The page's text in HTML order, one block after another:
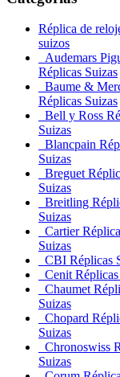
Réplica de
suizos
Audemars
Réplicas Suizas
Baume &
Réplicas Suizas
Bell y Ross
Suizas
Blancpain
Suizas
Breguet
Suizas
Breitling
Suizas
Cartier
Suizas
CBI Réplicas
Cenit
Chaumet
Suizas
Chopard
Suizas
Chronoswiss
Suizas